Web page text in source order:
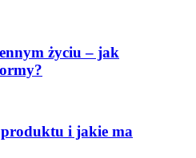
życiu – jak
i jakie ma